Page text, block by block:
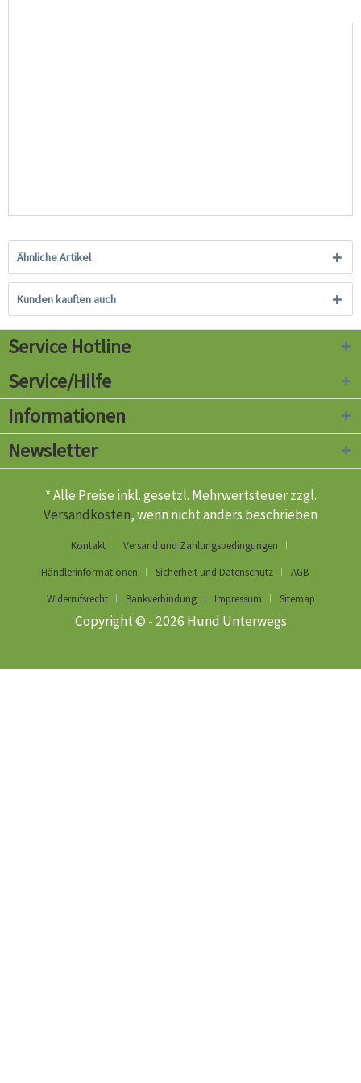
Ähnliche Artikel
Kunden kauften auch
Service Hotline
Service/Hilfe
Informationen
Newsletter
* Alle Preise inkl. gesetzl. Mehrwertsteuer zzgl.
Versandkosten, wenn nicht anders beschrieben
Kontakt
Versand und Zahlungsbedingungen
Händlerinformationen
Sicherheit und Datenschutz
AGB
Widerrufsrecht
Bankverbindung Impressum Sitemap
Copyright © - 2026 Hund Unterwegs